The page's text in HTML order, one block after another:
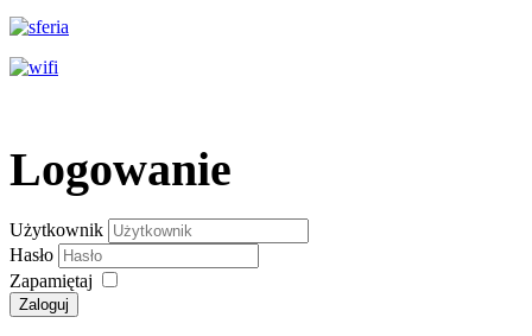
Logowanie
Użytkownik
Hasło
Zapamiętaj
Zaloguj